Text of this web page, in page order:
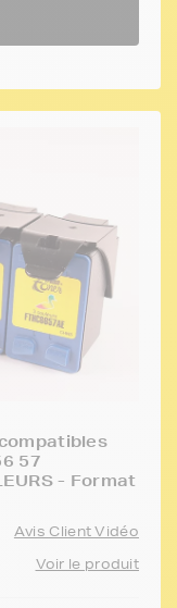
57
- Format
Avis Client Vidéo
Voir le produit